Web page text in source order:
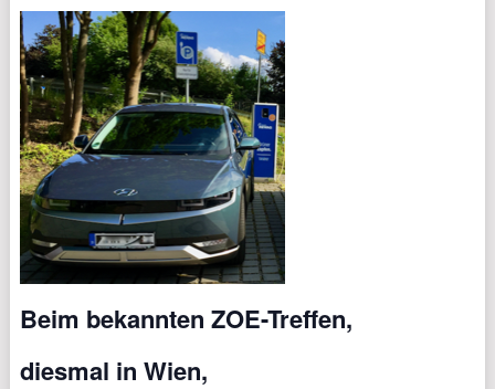
Beim bekannten ZOE-Treffen,
diesmal in Wien,